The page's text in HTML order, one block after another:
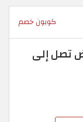
كوبون خصم
2026: عروض تصل إلى